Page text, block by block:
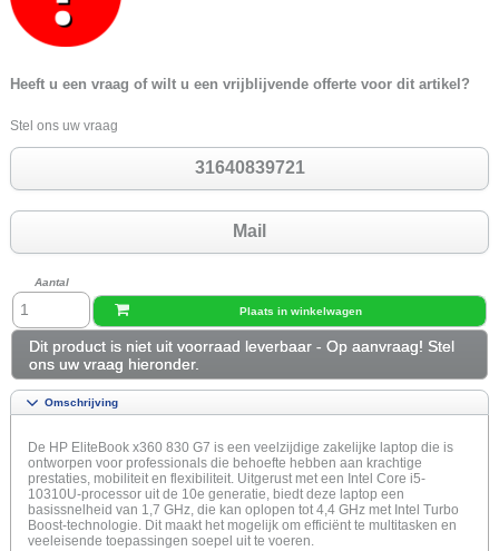
Heeft u een vraag of wilt u een vrijblijvende offerte voor dit artikel?
Stel ons uw vraag
31640839721
Mail
Aantal
Plaats in winkelwagen
Dit product is niet uit voorraad leverbaar - Op aanvraag! Stel
ons uw vraag hieronder.
Omschrijving
De HP EliteBook x360 830 G7 is een veelzijdige zakelijke laptop die is
ontworpen voor professionals die behoefte hebben aan krachtige
prestaties, mobiliteit en flexibiliteit. Uitgerust met een Intel Core i5-
10310U-processor uit de 10e generatie, biedt deze laptop een
basissnelheid van 1,7 GHz, die kan oplopen tot 4,4 GHz met Intel Turbo
Boost-technologie. Dit maakt het mogelijk om efficiënt te multitasken en
veeleisende toepassingen soepel uit te voeren.